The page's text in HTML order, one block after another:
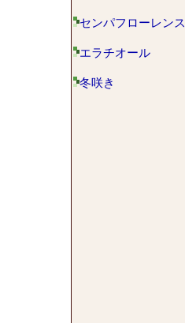
センパフローレンス
エラチオール
冬咲き